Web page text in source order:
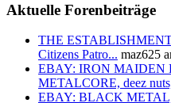
Aktuelle Forenbeiträge
THE
Citizens Patro... maz625
EBAY: IRON MAIDEN
METALCORE, deez
EBAY: BLACK